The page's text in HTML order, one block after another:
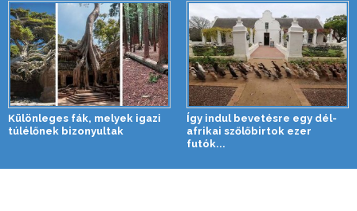
Különleges fák, melyek igazi
túlélőnek bizonyultak
Így indul bevetésre egy dél-
afrikai szőlőbirtok ezer
futók...